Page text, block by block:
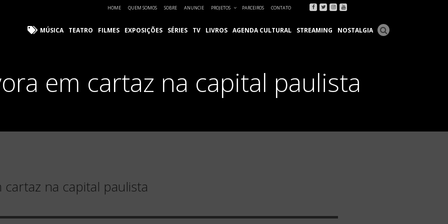
HOME QUEM SOMOS SOBRE ANUNCIE PROJETOS PARCEIROS CONTATO Facebook
Twitter
Instagram
Youtube
MÚSICA TEATRO FILMES EXPOSIÇÕES SÉRIES TV LIVROS AGENDA CULTURAL STREAMING NOSTALGIA
em cartaz na capital paulista
na capital paulista